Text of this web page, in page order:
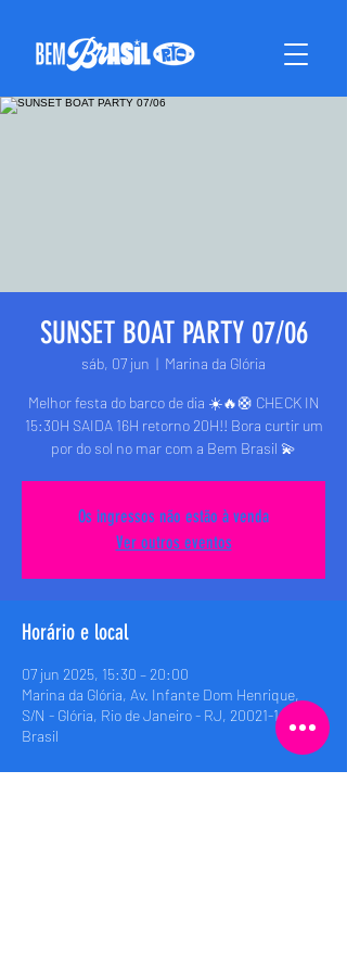
SUNSET BOAT PARTY 07/06
sáb, 07 jun
  |
Marina da Glória
Melhor festa do barco de dia ☀️🔥🛟 CHECK IN
15:30H SAIDA 16H retorno 20H!! Bora curtir um
por do sol no mar com a Bem Brasil 💫
Os ingressos não estão à venda
Ver outros eventos
Horário e local
07 jun 2025, 15:30 – 20:00
Marina da Glória, Av. Infante Dom Henrique,
S/N - Glória, Rio de Janeiro - RJ, 20021-140,
Brasil